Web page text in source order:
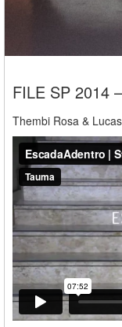
FILE SP 2014
Thembi Rosa &